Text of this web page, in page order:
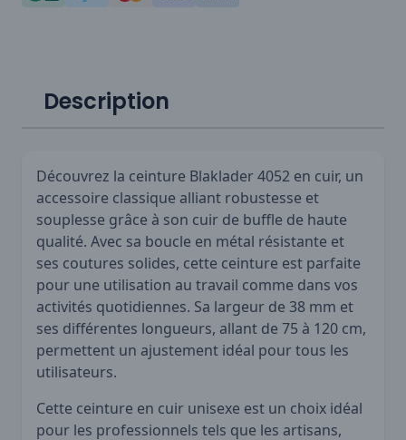
Description
Découvrez la ceinture Blaklader 4052 en cuir, un
accessoire classique alliant robustesse et
souplesse grâce à son cuir de buffle de haute
qualité. Avec sa boucle en métal résistante et
ses coutures solides, cette ceinture est parfaite
pour une utilisation au travail comme dans vos
activités quotidiennes. Sa largeur de 38 mm et
ses différentes longueurs, allant de 75 à 120 cm,
permettent un ajustement idéal pour tous les
utilisateurs.
Cette ceinture en cuir unisexe est un choix idéal
pour les professionnels tels que les artisans,